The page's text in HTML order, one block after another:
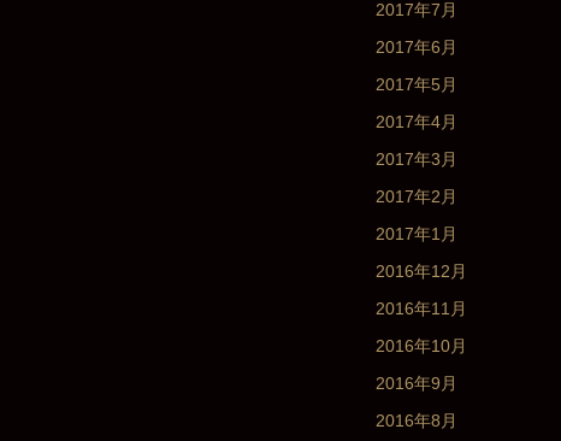
2017年7月
2017年6月
2017年5月
2017年4月
2017年3月
2017年2月
2017年1月
2016年12月
2016年11月
2016年10月
2016年9月
2016年8月